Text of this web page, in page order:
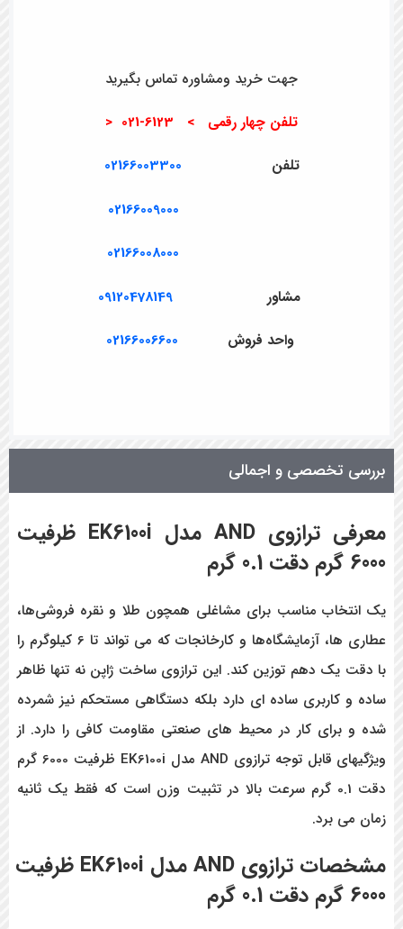
جهت خرید ومشاوره تماس بگیرید
تلفن چهار رقمی > 6123-021 <
تلفن 02166003300
02166009000
02166008000
مشاور 09120478149
واحد فروش 02166006600
بررسی تخصصی و اجمالی
معرفی ترازوی ANDمدل EK6100i ظرفیت
6000 گرم دقت 0.1 گرم
یک انتخاب مناسب برای مشاغلی همچون طلا و نقره فروشی‌ها،
عطاری ها، آزمایشگاه‌ها و کارخانجات که می تواند تا 6 کیلوگرم را
با دقت یک دهم توزین کند. این ترازوی ساخت ژاپن نه تنها ظاهر
ساده و کاربری ساده ای دارد بلکه دستگاهی مستحکم نیز شمرده
شده و برای کار در محیط های صنعتی مقاومت کافی را دارد. از
ویژگیهای قابل توجه ترازوی AND مدل EK6100i ظرفیت 6000 گرم
دقت 0.1 گرم سرعت بالا در تثبیت وزن است که فقط یک ثانیه
زمان می برد.
مشخصات ترازوی AND مدل EK6100i ظرفیت
6000 گرم دقت 0.1 گرم